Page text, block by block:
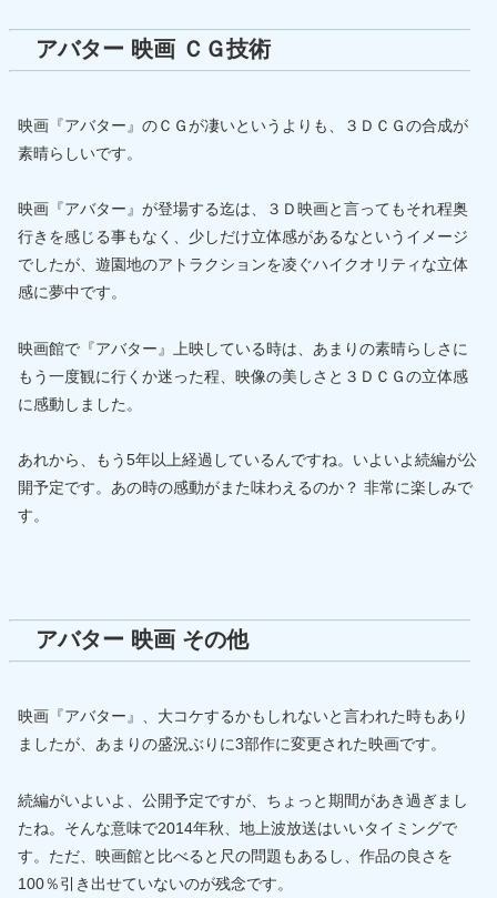
アバター 映画 ＣＧ技術
映画『アバター』のＣＧが凄いというよりも、３ＤＣＧの合成が
素晴らしいです。
映画『アバター』が登場する迄は、３Ｄ映画と言ってもそれ程奥
行きを感じる事もなく、少しだけ立体感があるなというイメージ
でしたが、遊園地のアトラクションを凌ぐハイクオリティな立体
感に夢中です。
映画館で『アバター』上映している時は、あまりの素晴らしさに
もう一度観に行くか迷った程、映像の美しさと３ＤＣＧの立体感
に感動しました。
あれから、もう5年以上経過しているんですね。いよいよ続編が公
開予定です。あの時の感動がまた味わえるのか？ 非常に楽しみで
す。
アバター 映画 その他
映画『アバター』、大コケするかもしれないと言われた時もあり
ましたが、あまりの盛況ぶりに3部作に変更された映画です。
続編がいよいよ、公開予定ですが、ちょっと期間があき過ぎまし
たね。そんな意味で2014年秋、地上波放送はいいタイミングで
す。ただ、映画館と比べると尺の問題もあるし、作品の良さを
100％引き出せていないのが残念です。